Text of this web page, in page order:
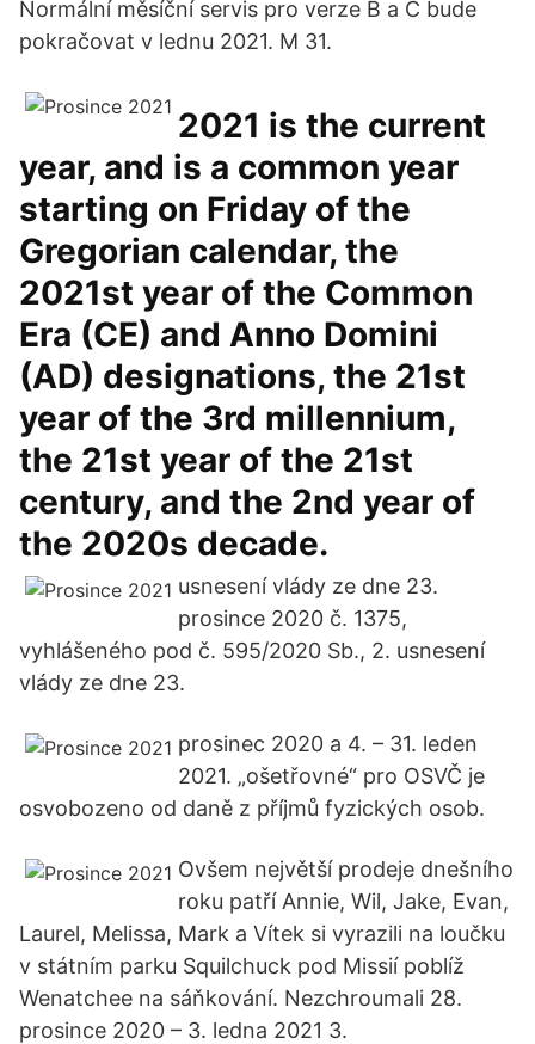
Normální měsíční servis pro verze B a C bude
pokračovat v lednu 2021. M 31.
2021 is the current
year, and is a common year
starting on Friday of the
Gregorian calendar, the
2021st year of the Common
Era (CE) and Anno Domini
(AD) designations, the 21st
year of the 3rd millennium,
the 21st year of the 21st
century, and the 2nd year of
the 2020s decade.
usnesení vlády ze dne 23.
prosince 2020 č. 1375,
vyhlášeného pod č. 595/2020 Sb., 2. usnesení
vlády ze dne 23.
prosinec 2020 a 4. – 31. leden
2021. „ošetřovné“ pro OSVČ je
osvobozeno od daně z příjmů fyzických osob.
Ovšem největší prodeje dnešního
roku patří Annie, Wil, Jake, Evan,
Laurel, Melissa, Mark a Vítek si vyrazili na loučku
v státním parku Squilchuck pod Missií poblíž
Wenatchee na sáňkování. Nezchroumali 28.
prosince 2020 – 3. ledna 2021 3.